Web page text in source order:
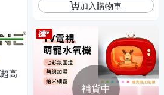
高
加入購物車
補貨中